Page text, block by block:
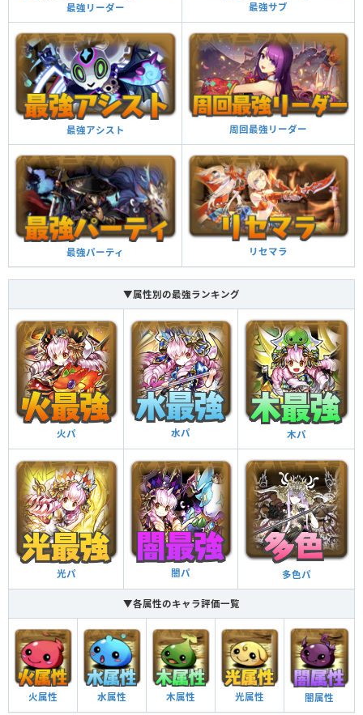
超覚醒 効果
スキルブースト＋
チーム全体のスキルが2ターン溜まった状態で始まる
コンボ強化
が3倍になる
十字消し攻撃
自分と同じ属性のドロップ5個を十字型に消すと攻撃
力がアップ（3倍）し、超暗闇目覚めを3ターン回復
する
自分と同じ属性のドロップを3×3の正方形で消すと攻
撃力がアップ（3.5倍）し、ダメージ無効を貫通する
最強リーダー 最強サブ
最強アシスト 周回最強リーダー
最強パーティ リセマラ
▼属性別の最強ランキング
火パ 水パ 木パ
光パ 闇パ 多色パ
▼各属性のキャラ評価一覧
火属性 水属性 木属性 光属性 闇属性